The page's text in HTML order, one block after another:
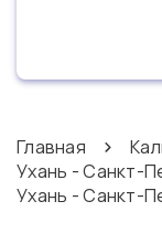
Главная
Ухань - Санкт-
Ухань - Санкт-